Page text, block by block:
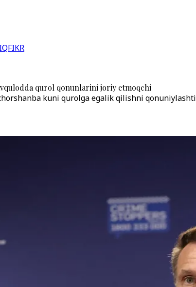
FIKR
qurol qonunlarini joriy etmoqchi
kuni qurolga egalik qilishni